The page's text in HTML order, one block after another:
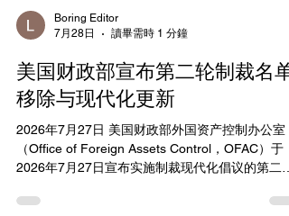
Boring Editor
7月28日
讀畢需時 1 分鐘
美国财政部宣布第二轮制裁名单
移除与现代化更新
2026年7月27日 美国财政部外国资产控制办公室
（Office of Foreign Assets Control，OFAC）于
2026年7月27日宣布实施制裁现代化倡议的第二轮
（Specially Designated Nationals and Blocked